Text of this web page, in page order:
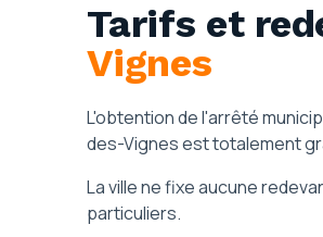
Tarifs et
Vignes
L'obtention de l'arrêté
des-Vignes est totalement
La ville ne fixe aucune
particuliers.